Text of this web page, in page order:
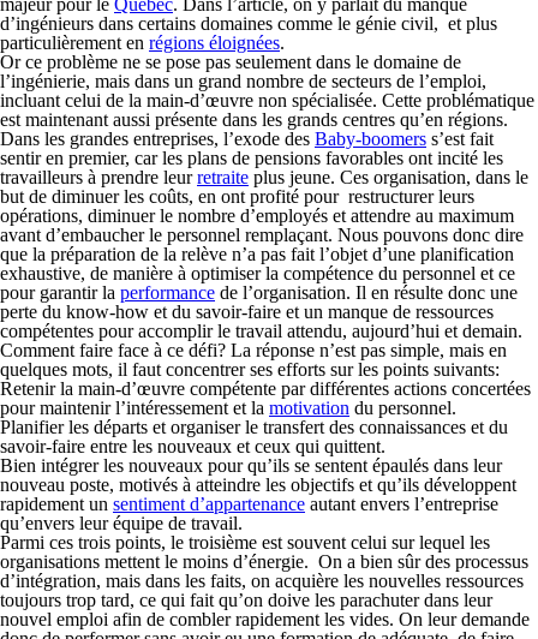
majeur pour le Québec. Dans l’article, on y parlait du manque
d’ingénieurs dans certains domaines comme le génie civil, et plus
particulièrement en régions éloignées.
Or ce problème ne se pose pas seulement dans le domaine de
l’ingénierie, mais dans un grand nombre de secteurs de l’emploi,
incluant celui de la main-d’œuvre non spécialisée. Cette problématique
est maintenant aussi présente dans les grands centres qu’en régions.
Dans les grandes entreprises, l’exode des Baby-boomers s’est fait
sentir en premier, car les plans de pensions favorables ont incité les
travailleurs à prendre leurretraite plus jeune. Ces organisation, dans le
but de diminuer les coûts, en ont profité pour restructurer leurs
opérations, diminuer le nombre d’employés et attendre au maximum
avant d’embaucher le personnel remplaçant. Nous pouvons donc dire
que la préparation de la relève n’a pas fait l’objet d’une planification
exhaustive, de manière à optimiser la compétence du personnel et ce
pour garantir la performance de l’organisation. Il en résulte donc une
perte du know-how et du savoir-faire et un manque de ressources
compétentes pour accomplir le travail attendu, aujourd’hui et demain.
Comment faire face à ce défi? La réponse n’est pas simple, mais en
quelques mots, il faut concentrer ses efforts sur les points suivants:
Retenir la main-d’œuvre compétente par différentes actions concertées
pour maintenir l’intéressement et la motivation du personnel.
Planifier les départs et organiser le transfert des connaissances et du
savoir-faire entre les nouveaux et ceux qui quittent.
Bien intégrer les nouveaux pour qu’ils se sentent épaulés dans leur
nouveau poste, motivés à atteindre les objectifs et qu’ils développent
rapidement un sentiment d’appartenance autant envers l’entreprise
qu’envers leur équipe de travail.
Parmi ces trois points, le troisième est souvent celui sur lequel les
organisations mettent le moins d’énergie. On a bien sûr des processus
d’intégration, mais dans les faits, on acquière les nouvelles ressources
toujours trop tard, ce qui fait qu’on doive les parachuter dans leur
nouvel emploi afin de combler rapidement les vides. On leur demande